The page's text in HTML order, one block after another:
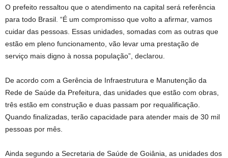
O prefeito ressaltou que o atendimento na capital será referência
para todo Brasil. “É um compromisso que volto a afirmar, vamos
cuidar das pessoas. Essas unidades, somadas com as outras que
estão em pleno funcionamento, vão levar uma prestação de
serviço mais digno à nossa população”, declarou.
De acordo com a Gerência de Infraestrutura e Manutenção da
Rede de Saúde da Prefeitura, das unidades que estão com obras,
três estão em construção e duas passam por requalificação.
Quando finalizadas, terão capacidade para atender mais de 30 mil
pessoas por mês.
Ainda segundo a Secretaria de Saúde de Goiânia, as unidades dos